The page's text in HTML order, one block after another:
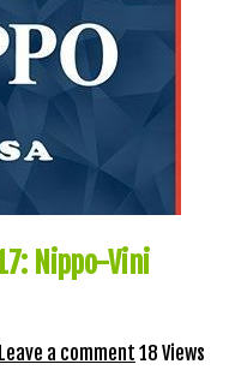
Nippo-Vini
Leave a comment 18 Views